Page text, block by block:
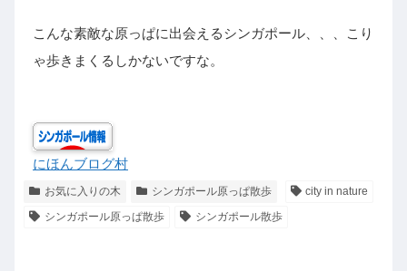
こんな素敵な原っぱに出会えるシンガポール、、、こり
ゃ歩きまくるしかないですな。
にほんブログ村
お気に入りの木 シンガポール原っぱ散歩
city in nature
シンガポール原っぱ散歩
シンガポール散歩